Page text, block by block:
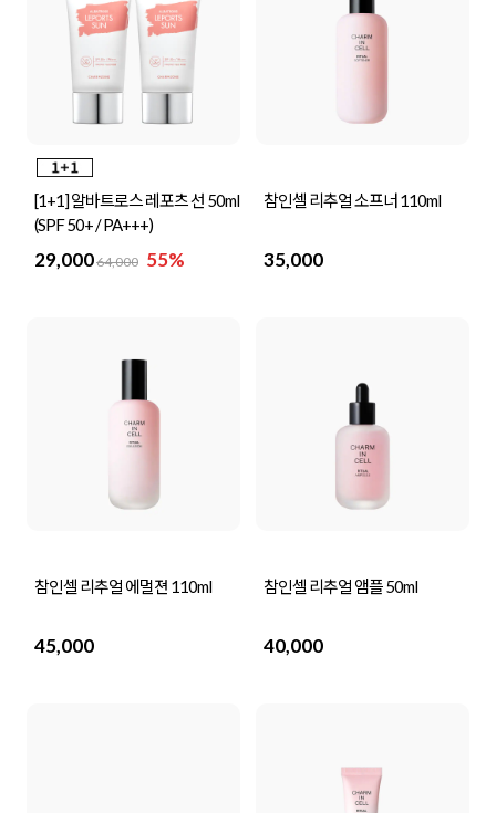
[1+1] 알바트로스 레포츠 선 50ml
(SPF 50+ / PA+++)
29,00064,000 55%
참인셀 리추얼 소프너 110ml
35,000
참인셀 리추얼 에멀젼 110ml
45,000
참인셀 리추얼 앰플 50ml
40,000